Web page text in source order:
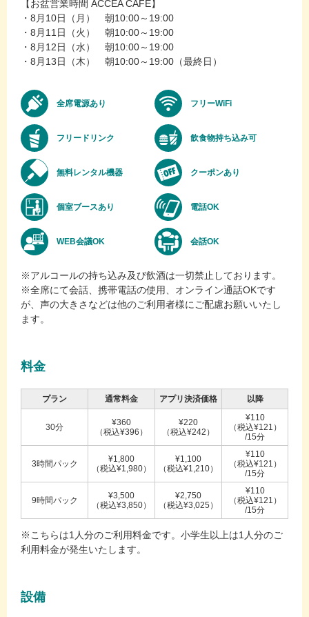
【お盆営業時間 ACCEA CAFE】
・8月10日（月） 朝10:00～19:00
・8月11日（火） 朝10:00～19:00
・8月12日（水） 朝10:00～19:00
・8月13日（木） 朝10:00～19:00（最終日）
全席電源あり フリーWiFi
フリードリンク 飲食物持ち込み可
無料レンタル機器 クーポンあり
個室ブースあり 電話OK
WEB会議OK 会話OK
※アルコールの持ち込み及び飲酒は一切禁止しております。
※全席にて会話、携帯電話の使用、オンライン通話OKです
が、声の大きさなどは他のご利用者様にご配慮お願いいたし
ます。
料金
プラン 通常料金 アプリ決済価格 以降
30分
¥360
（税込¥396）
¥220
（税込¥242）
¥110
（税込¥121）
/15分
3時間パック
¥1,800
（税込¥1,980）
¥1,100
（税込¥1,210）
¥110
（税込¥121）
/15分
9時間パック
¥3,500
（税込¥3,850）
¥2,750
（税込¥3,025）
¥110
（税込¥121）
/15分
※こちらは1人分のご利用料金です。小学生以上は1人分のご
利用料金が発生いたします。
設備